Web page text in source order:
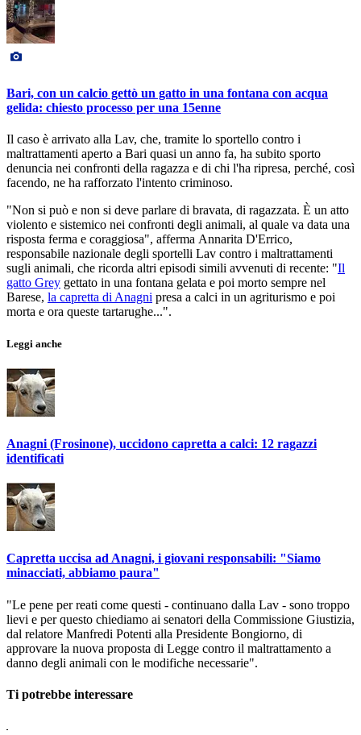
Bari, con un calcio gettò un gatto in una fontana con acqua
gelida: chiesto processo per una 15enne
Il caso è arrivato alla Lav, che, tramite lo sportello contro i
maltrattamenti aperto a Bari quasi un anno fa, ha subito sporto
denuncia nei confronti della ragazza e di chi l'ha ripresa, perché, così
facendo, ne ha rafforzato l'intento criminoso.
"Non si può e non si deve parlare di bravata, di ragazzata. È un atto
violento e sistemico nei confronti degli animali, al quale va data una
risposta ferma e coraggiosa", afferma Annarita D'Errico,
responsabile nazionale degli sportelli Lav contro i maltrattamenti
sugli animali, che ricorda altri episodi simili avvenuti di recente: "Il
gatto Grey gettato in una fontana gelata e poi morto sempre nel
Barese, la capretta di Anagni presa a calci in un agriturismo e poi
morta e ora queste tartarughe...".
Leggi anche
Anagni (Frosinone), uccidono capretta a calci: 12 ragazzi
identificati
Capretta uccisa ad Anagni, i giovani responsabili: "Siamo
minacciati, abbiamo paura"
"Le pene per reati come questi - continuano dalla Lav - sono troppo
lievi e per questo chiediamo ai senatori della Commissione Giustizia,
dal relatore Manfredi Potenti alla Presidente Bongiorno, di
approvare la nuova proposta di Legge contro il maltrattamento a
danno degli animali con le modifiche necessarie".
Ti potrebbe interessare